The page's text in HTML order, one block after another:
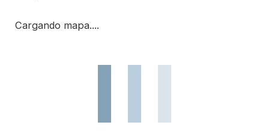
Cargando mapa....